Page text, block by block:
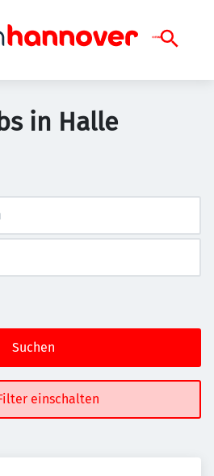
in Halle
Suchen
einschalten